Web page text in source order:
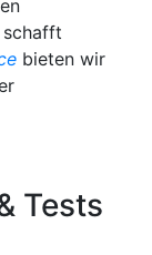
schafft
bieten wir
Tests